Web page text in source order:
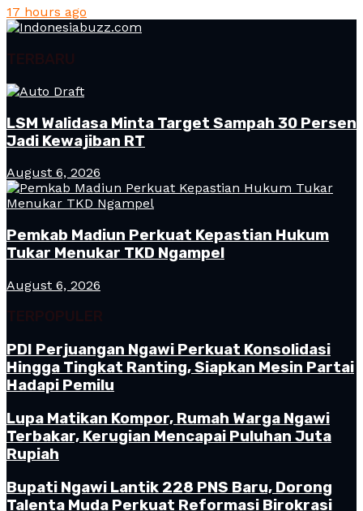
17 hours ago
TERBARU
LSM Walidasa Minta Target Sampah 30 Persen
Jadi Kewajiban RT
August 6, 2026
Pemkab Madiun Perkuat Kepastian Hukum
Tukar Menukar TKD Ngampel
August 6, 2026
TERPOPULER
PDI Perjuangan Ngawi Perkuat Konsolidasi
Hingga Tingkat Ranting, Siapkan Mesin Partai
Hadapi Pemilu
Lupa Matikan Kompor, Rumah Warga Ngawi
Terbakar, Kerugian Mencapai Puluhan Juta
Rupiah
Bupati Ngawi Lantik 228 PNS Baru, Dorong
Talenta Muda Perkuat Reformasi Birokrasi